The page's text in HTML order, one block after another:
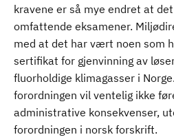
kravene er så mye endret at
omfattende eksamener.
med at det har vært noen som
sertifikat for gjenvinning av
fluorholdige klimagasser i
forordningen vil ventelig ikke
administrative konsekvenser,
forordningen i norsk forskrift.